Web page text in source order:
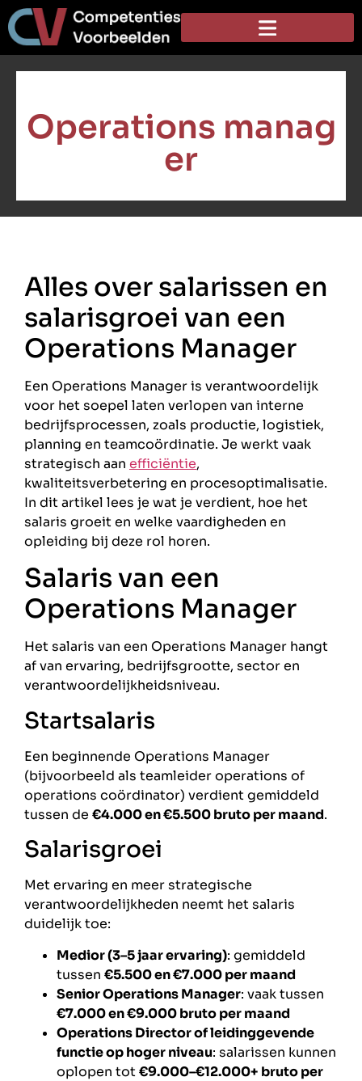
Operations manag
er
Alles over salarissen en
salarisgroei van een
Operations Manager
Een Operations Manager is verantwoordelijk
voor het soepel laten verlopen van interne
bedrijfsprocessen, zoals productie, logistiek,
planning en teamcoördinatie. Je werkt vaak
strategisch aan efficiëntie,
kwaliteitsverbetering en procesoptimalisatie.
In dit artikel lees je wat je verdient, hoe het
salaris groeit en welke vaardigheden en
opleiding bij deze rol horen.
Salaris van een
Operations Manager
Het salaris van een Operations Manager hangt
af van ervaring, bedrijfsgrootte, sector en
verantwoordelijkheidsniveau.
Startsalaris
Een beginnende Operations Manager
(bijvoorbeeld als teamleider operations of
operations coördinator) verdient gemiddeld
tussen de €4.000 en €5.500 bruto per maand.
Salarisgroei
Met ervaring en meer strategische
verantwoordelijkheden neemt het salaris
duidelijk toe:
Medior (3–5 jaar ervaring): gemiddeld
tussen €5.500 en €7.000 per maand
Senior Operations Manager: vaak tussen
€7.000 en €9.000 bruto per maand
Operations Director of leidinggevende
functie op hoger niveau: salarissen kunnen
oplopen tot€9.000–€12.000+ bruto per